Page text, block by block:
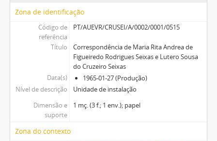
Zona de identificação
Código de
referência
PT/AUEVR/CRUSEI/A/0002/0001/0515
Título
Correspondência de Maria Rita Andrea de
Figueiredo Rodrigues Seixas e Lutero Sousa
do Cruzeiro Seixas
Data(s)
1965-01-27 (Produção)
Nível de descrição
Unidade de instalação
Dimensão e
suporte
1 mç. (3 f.; 1 env.); papel
Zona do contexto